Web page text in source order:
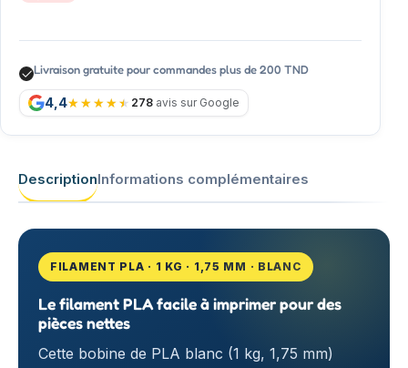
Livraison gratuite pour commandes plus de 200 TND
4,4 278 avis sur Google
DescriptionInformations complémentaires
FILAMENT PLA · 1 KG · 1,75 MM · BLANC
Le filament PLA facile à imprimer pour des
pièces nettes
Cette bobine de PLA blanc (1 kg, 1,75 mm)